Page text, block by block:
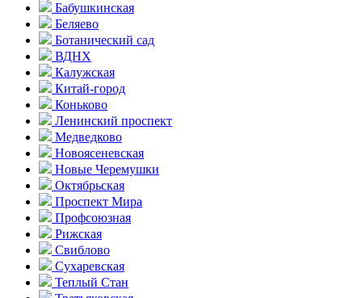
Бабушкинская
Беляево
Ботанический сад
ВДНХ
Калужская
Китай-город
Коньково
Ленинский проспект
Медведково
Новоясе­невская
Новые Черемушки
Октябрьская
Проспект Мира
Профсоюзная
Рижская
Свиблово
Сухаревская
Теплый Стан